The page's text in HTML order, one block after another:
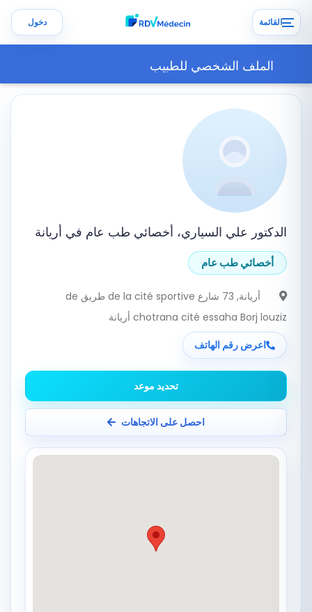
القائمة دخول
الملف الشخصي للطبيب
الدكتور علي السياري، أخصائي طب عام في أريانة
أخصائي طب عام
أريانة
, 73 شارع de la cité sportive طريق de
chotrana cité essaha Borj louziz أريانة
اعرض رقم الهاتف
تحديد موعد
احصل على الاتجاهات